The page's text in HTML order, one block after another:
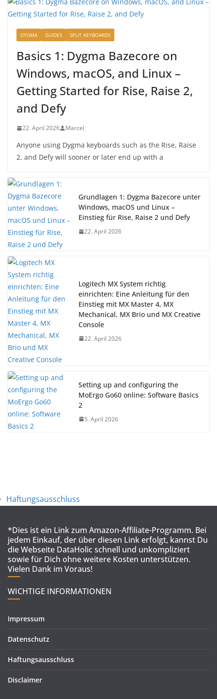
DYGMA GUIDES SPLIT KEYBOARDS
Basics 1: Dygma Bazecore on
Windows, macOS, and Linux –
Getting Started for Rise, Raise 2,
and Defy
22. April 2026 Marcel
Anyone using Dygma keyboards such as the Rise, Raise
2, and Defy will sooner or later end up with a
Grundlagen 1: Dygma Bazecore unter
Windows, macOS und Linux –
Einstieg für Rise, Raise 2 und Defy
22. April 2026
Logitech MX System richtig
einrichten: Eine Anleitung für den
Einstieg mit MX Master 4, MX
Mechanical, MX Brio und MX Creative
Console
22. April 2026
Setting up and configuring the
MoErgo Go60 online: Software Basics
2
5. April 2026
Haftungsausschluss
*Dies ist ein Link zum Amazon-Affiliate-Programm. Bei
jedem Einkauf, der über diesen Link erfolgt, kannst Du
die Webseite DataHolic schnell und unkompliziert
sowie für Dich ohne weitere Kosten unterstützen.
Vielen Dank im Voraus!
WICHTIGE INFORMATIONEN
Impressum
Datenschutz
Haftungsausschluss
Disclaimer